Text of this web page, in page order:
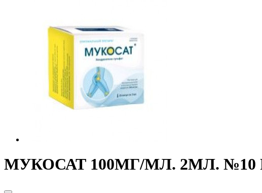
МУКОСАТ 100МГ/МЛ. 2МЛ.